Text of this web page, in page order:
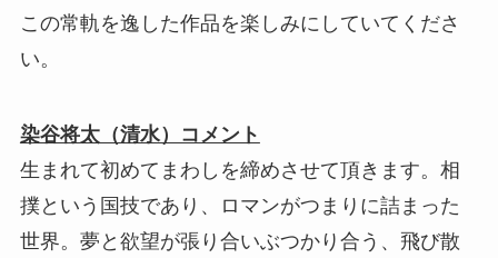
この常軌を逸した作品を楽しみにしていてくださ
い。
染谷将太（清水）コメント
生まれて初めてまわしを締めさせて頂きます。相
撲という国技であり、ロマンがつまりに詰まった
世界。夢と欲望が張り合いぶつかり合う、飛び散